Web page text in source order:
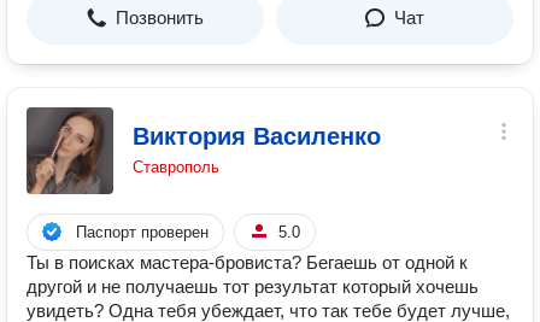
Позвонить Чат
Виктория Василенко
Ставрополь
Паспорт проверен 5.0
Ты в поисках мастера-бровиста? Бегаешь от одной к
другой и не получаешь тот результат который хочешь
увидеть? Одна тебя убеждает, что так тебе будет лучше,